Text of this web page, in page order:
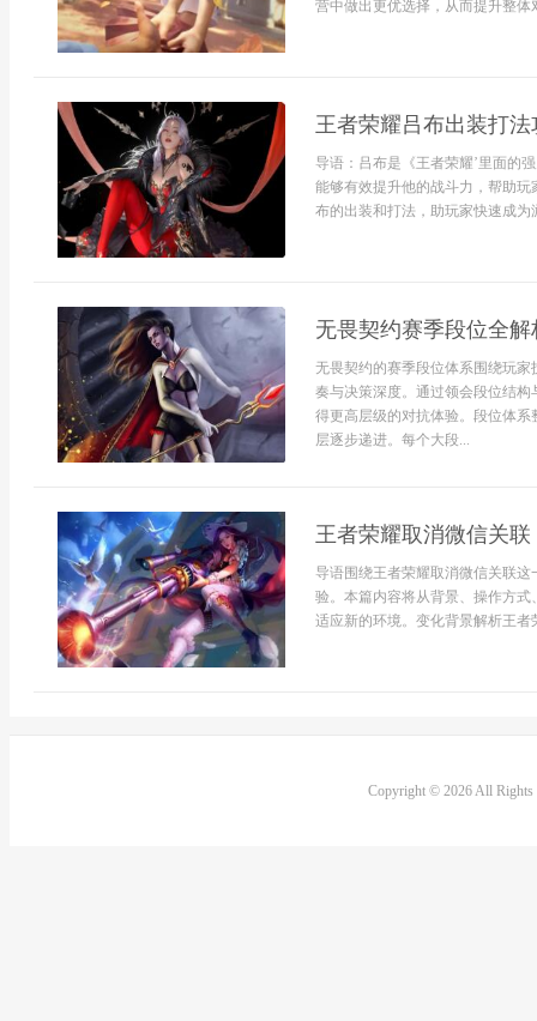
营中做出更优选择，从而提升整体
王者荣耀吕布出装打法
导语：吕布是《王者荣耀’里面的
能够有效提升他的战斗力，帮助
布的出装和打法，助玩家快速成
无畏契约赛季段位全
无畏契约的赛季段位体系围绕玩
奏与决策深度。通过领会段位结
得更高层级的对抗体验。段位体
层逐步递进。每个大段...
王者荣耀取消微信关联
导语围绕王者荣耀取消微信关联
验。本篇内容将从背景、操作方
适应新的环境。变化背景解析王
Copyright © 2026 All